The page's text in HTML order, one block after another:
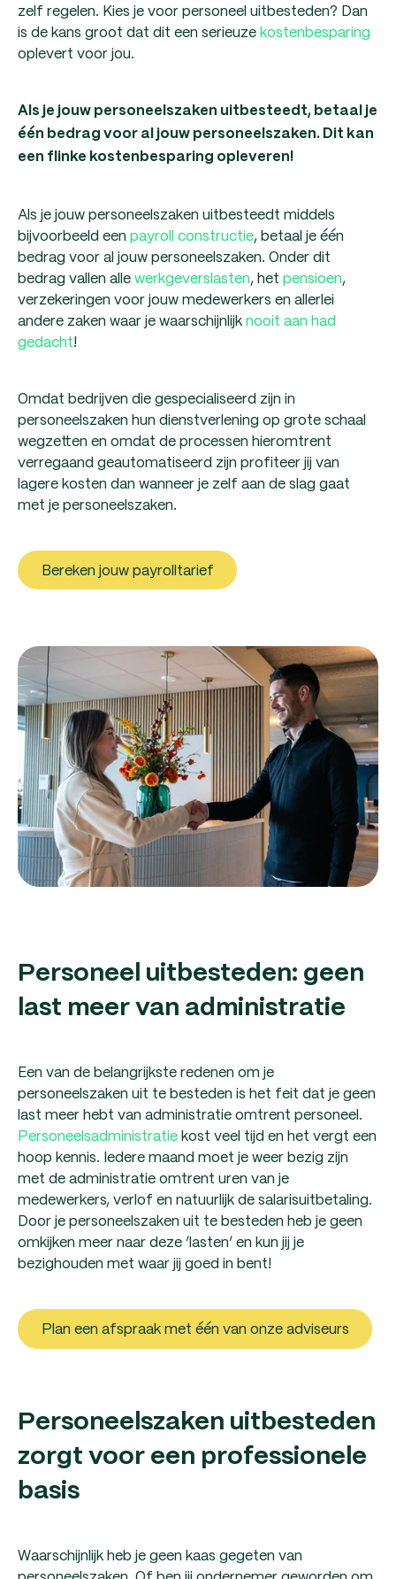
zelf regelen. Kies je voor personeel uitbesteden? Dan
is de kans groot dat dit een serieuzekostenbesparing
oplevert voor jou.
Als je jouw personeelszaken uitbesteedt, betaal je
één bedrag voor al jouw personeelszaken. Dit kan
een flinke kostenbesparing opleveren!
Als je jouw personeelszaken uitbesteedt middels
bijvoorbeeld een payroll constructie, betaal je één
bedrag voor al jouw personeelszaken. Onder dit
bedrag vallen allewerkgeverslasten, het pensioen,
verzekeringen voor jouw medewerkers en allerlei
andere zaken waar je waarschijnlijknooit aan had
gedacht!
Omdat bedrijven die gespecialiseerd zijn in
personeelszaken hun dienstverlening op grote schaal
wegzetten en omdat de processen hieromtrent
verregaand geautomatiseerd zijn profiteer jij van
lagere kosten dan wanneer je zelf aan de slag gaat
met je personeelszaken.
Bereken jouw payrolltarief
Personeel uitbesteden: geen
last meer van administratie
Een van de belangrijkste redenen om je
personeelszaken uit te besteden is het feit dat je geen
last meer hebt van administratie omtrent personeel.
Personeelsadministratiekost veel tijd en het vergt een
hoop kennis. Iedere maand moet je weer bezig zijn
met de administratie omtrent uren van je
medewerkers, verlof en natuurlijk de salarisuitbetaling.
Door je personeelszaken uit te besteden heb je geen
omkijken meer naar deze ‘lasten’ en kun jij je
bezighouden met waar jij goed in bent!
Plan een afspraak met één van onze adviseurs
Personeelszaken uitbesteden
zorgt voor een professionele
basis
Waarschijnlijk heb je geen kaas gegeten van